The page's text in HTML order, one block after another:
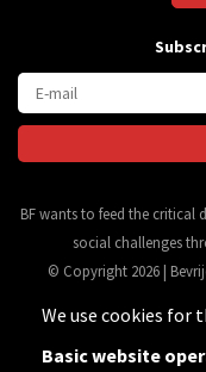
BF wants to feed the
social challenges
© Copyright 2026 |
Nimbu.
We use cookies for
Basic website